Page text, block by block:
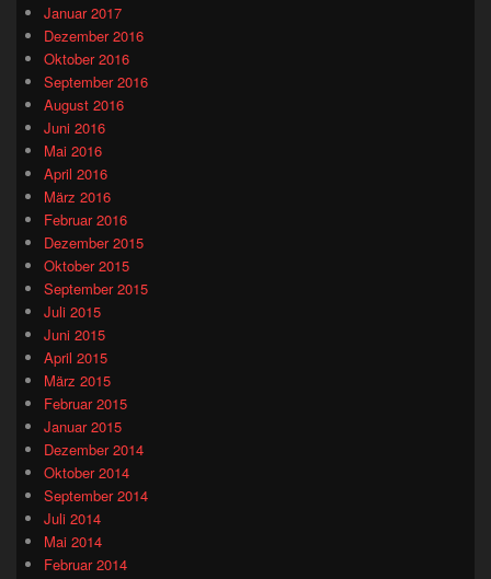
Januar 2017
Dezember 2016
Oktober 2016
September 2016
August 2016
Juni 2016
Mai 2016
April 2016
März 2016
Februar 2016
Dezember 2015
Oktober 2015
September 2015
Juli 2015
Juni 2015
April 2015
März 2015
Februar 2015
Januar 2015
Dezember 2014
Oktober 2014
September 2014
Juli 2014
Mai 2014
Februar 2014